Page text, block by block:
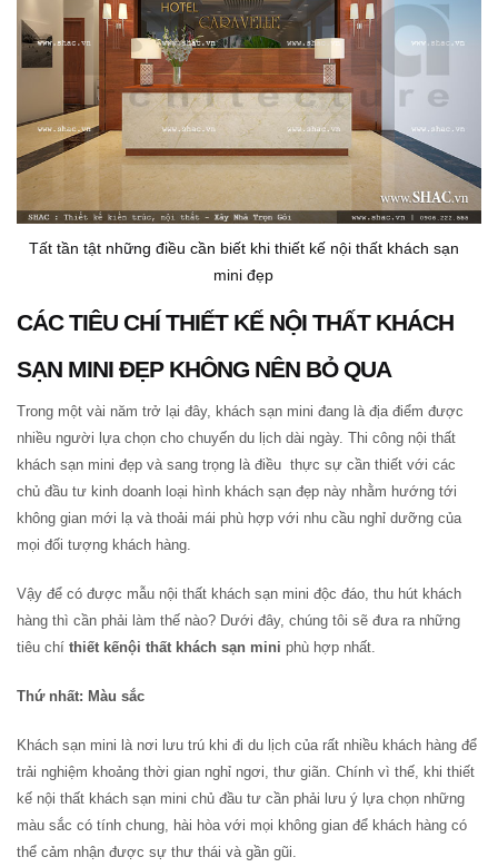
Tất tần tật những điều cần biết khi thiết kế nội thất khách sạn
mini đẹp
CÁC TIÊU CHÍ THIẾT KẾ NỘI THẤT KHÁCH
SẠN MINI ĐẸP KHÔNG NÊN BỎ QUA
Trong một vài năm trở lại đây, khách sạn mini đang là địa điểm được
nhiều người lựa chọn cho chuyến du lịch dài ngày. Thi công nội thất
khách sạn mini đẹp và sang trọng là điều thực sự cần thiết với các
chủ đầu tư kinh doanh loại hình khách sạn đẹp này nhằm hướng tới
không gian mới lạ và thoải mái phù hợp với nhu cầu nghỉ dưỡng của
mọi đối tượng khách hàng.
Vậy để có được mẫu nội thất khách sạn mini độc đáo, thu hút khách
hàng thì cần phải làm thế nào? Dưới đây, chúng tôi sẽ đưa ra những
tiêu chí thiết kếnội thất khách sạn mini phù hợp nhất.
Thứ nhất: Màu sắc
Khách sạn mini là nơi lưu trú khi đi du lịch của rất nhiều khách hàng để
trải nghiệm khoảng thời gian nghỉ ngơi, thư giãn. Chính vì thế, khi thiết
kế nội thất khách sạn mini chủ đầu tư cần phải lưu ý lựa chọn những
màu sắc có tính chung, hài hòa với mọi không gian để khách hàng có
thể cảm nhận được sự thư thái và gần gũi.